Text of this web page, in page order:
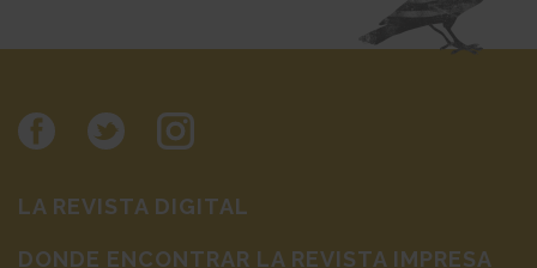
LA REVISTA DIGITAL
DONDE ENCONTRAR LA REVISTA IMPRESA